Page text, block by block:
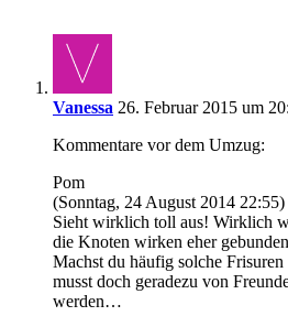
Vanessa 26. Februar 2015 um
Kommentare vor dem Umzug:
Pom
(Sonntag, 24 August 2014 22:55)
Sieht wirklich toll aus! Wirklich
die Knoten wirken eher
Machst du häufig solche
musst doch geradezu von
werden…